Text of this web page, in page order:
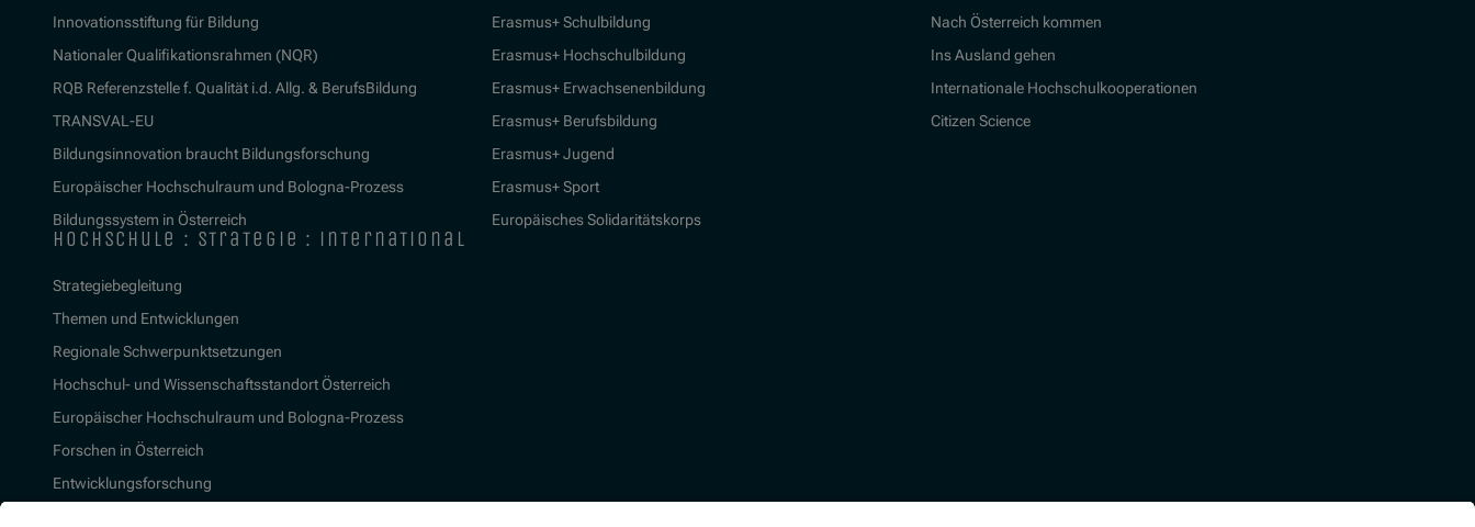
Innovationsstiftung für Bildung
Nationaler Qualifikationsrahmen (NQR)
RQB Referenzstelle f. Qualität i.d. Allg. & BerufsBildung
TRANSVAL-EU
Bildungsinnovation braucht Bildungsforschung
Europäischer Hochschulraum und Bologna-Prozess
Bildungssystem in Österreich
Erasmus+ Schulbildung
Erasmus+ Hochschulbildung
Erasmus+ Erwachsenenbildung
Erasmus+ Berufsbildung
Erasmus+ Jugend
Erasmus+ Sport
Europäisches Solidaritätskorps
Nach Österreich kommen
Ins Ausland gehen
Internationale Hochschulkooperationen
Citizen Science
hochschule : strategie : international
Strategiebegleitung
Themen und Entwicklungen
Regionale Schwerpunktsetzungen
Hochschul- und Wissenschaftsstandort Österreich
Europäischer Hochschulraum und Bologna-Prozess
Forschen in Österreich
Entwicklungsforschung